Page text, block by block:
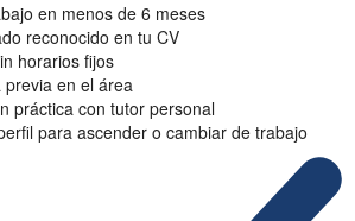
en menos de 6 meses
reconocido en tu CV
horarios fijos
previa en el área
práctica con tutor personal
para ascender o cambiar de trabajo